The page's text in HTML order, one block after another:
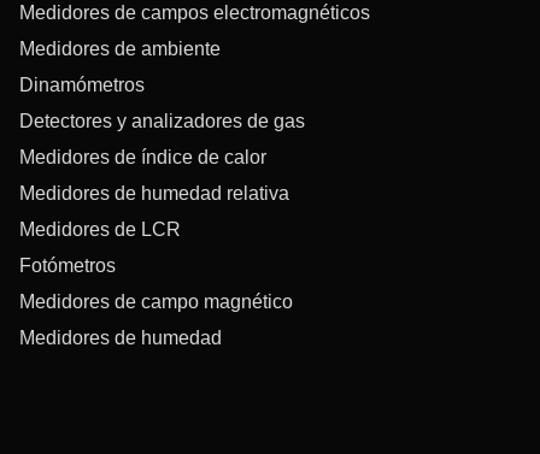
Medidores de campos electromagnéticos
Medidores de ambiente
Dinamómetros
Detectores y analizadores de gas
Medidores de índice de calor
Medidores de humedad relativa
Medidores de LCR
Fotómetros
Medidores de campo magnético
Medidores de humedad